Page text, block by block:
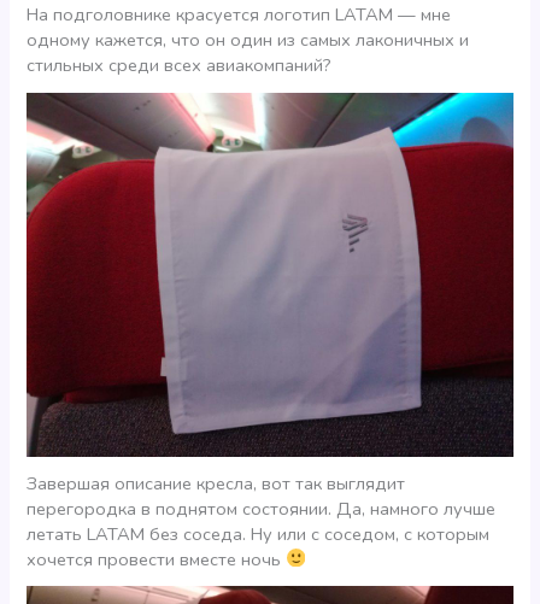
На подголовнике красуется логотип LATAM — мне
одному кажется, что он один из самых лаконичных и
стильных среди всех авиакомпаний?
Завершая описание кресла, вот так выглядит
перегородка в поднятом состоянии. Да, намного лучше
летать LATAM без соседа. Ну или с соседом, с которым
хочется провести вместе ночь